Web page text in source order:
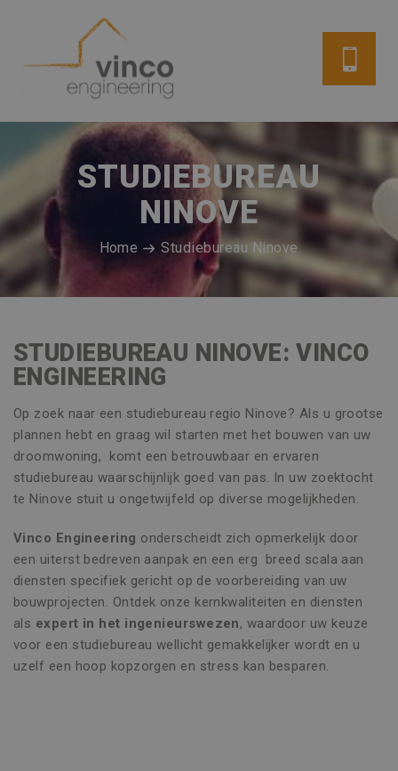
STUDIEBUREAU
NINOVE
Home Studiebureau Ninove
STUDIEBUREAU NINOVE: VINCO
ENGINEERING
Op zoek naar een studiebureau regio Ninove? Als u grootse
plannen hebt en graag wil starten met het bouwen van uw
droomwoning, komt een betrouwbaar en ervaren
studiebureau waarschijnlijk goed van pas. In uw zoektocht
te Ninove stuit u ongetwijfeld op diverse mogelijkheden.
Vinco Engineering onderscheidt zich opmerkelijk door
een uiterst bedreven aanpak en een erg breed scala aan
diensten specifiek gericht op de voorbereiding van uw
bouwprojecten. Ontdek onze kernkwaliteiten en diensten
als expert in het ingenieurswezen, waardoor uw keuze
voor een studiebureau wellicht gemakkelijker wordt en u
uzelf een hoop kopzorgen en stress kan besparen.